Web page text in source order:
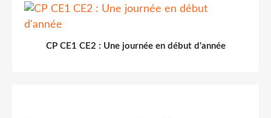
CP CE1 CE2 : Une journée en début d'année